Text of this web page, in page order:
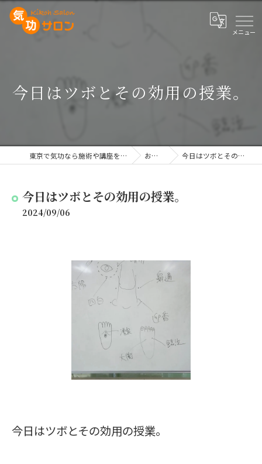
今日はツボとその効用の授業。
東京で気功なら施術や講座を行う気功サロン お知らせ 今日はツボとその効用の授業。
今日はツボとその効用の授業。
2024/09/06
今日はツボとその効用の授業。